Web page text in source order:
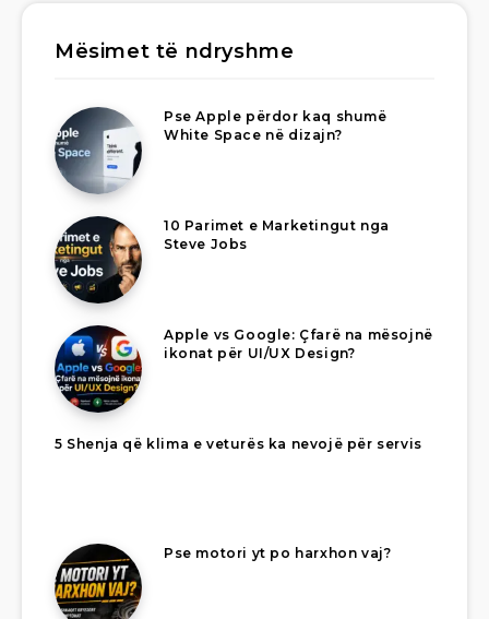
Mësimet të ndryshme
Pse Apple përdor kaq shumë
White Space në dizajn?
10 Parimet e Marketingut nga
Steve Jobs
Apple vs Google: Çfarë na mësojnë
ikonat për UI/UX Design?
5 Shenja që klima e veturës ka nevojë për servis
Pse motori yt po harxhon vaj?